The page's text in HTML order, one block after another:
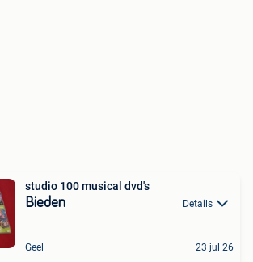
studio 100 musical dvd's
Bieden Details
Geel 23 jul 26